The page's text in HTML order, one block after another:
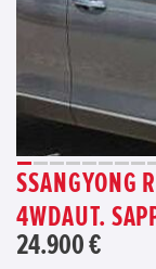
SSANGYONG
4WDAUT.
24.900 €